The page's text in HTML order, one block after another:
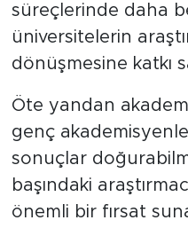
süreçlerinde daha
üniversitelerin
dönüşmesine katkı
Öte yandan
genç
sonuçlar
başındaki
önemli bir fırsat